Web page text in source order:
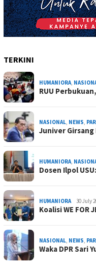
TERKINI
HUMANIORA,
RUU
NASIONAL, NEWS,
Juniver Girsang
HUMANIORA,
Dosen Ilpol
HUMANIORA 30 July
Koalisi WE FOR
NASIONAL, NEWS,
Waka DPR Sari